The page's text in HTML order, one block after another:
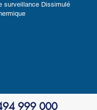
surveillance Dissimulé
999 000